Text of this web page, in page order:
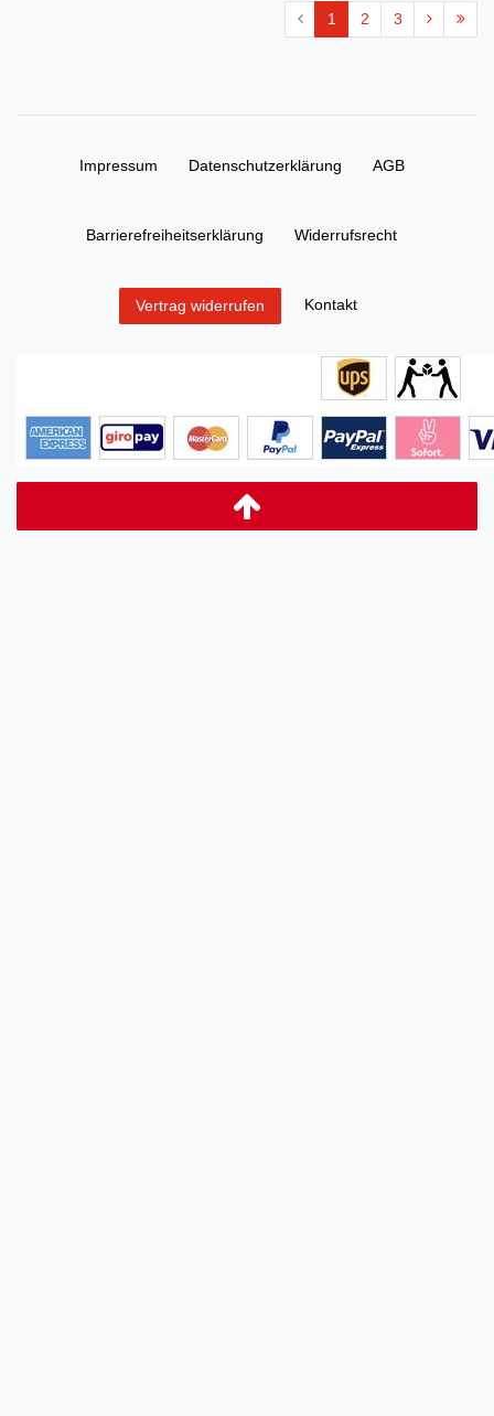
1 2 3
Impressum Daten­schutz­erklärung AGB
Barrierefreiheitserklärung Widerrufs­recht
Vertrag widerrufen Kontakt